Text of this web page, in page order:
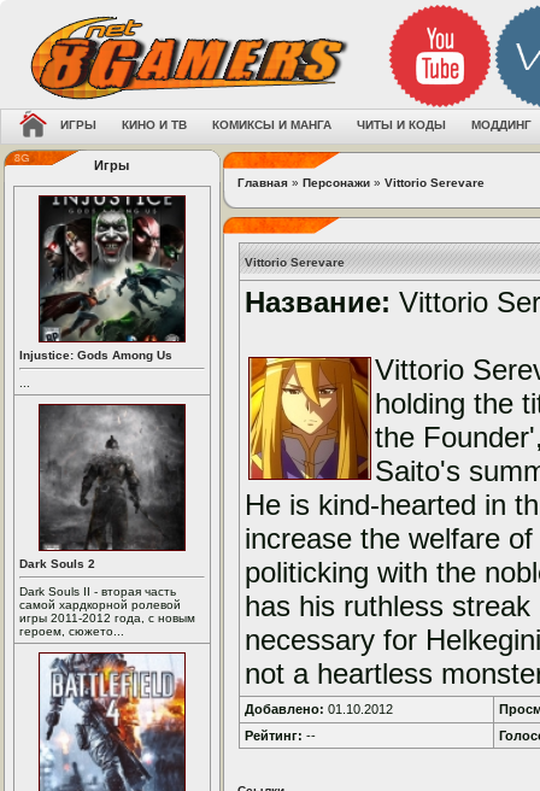
ИГРЫ КИНО И ТВ КОМИКСЫ И МАНГА ЧИТЫ И КОДЫ МОДДИНГ
Игры
Injustice: Gods Among Us
Dark Souls 2
Dark Souls II - вторая часть
самой хардкорной ролевой
игры 2011-2012 года, с новым
героем, сюжето...
Главная » Персонажи » Vittorio Serevare
Vittorio Serevare
Название: Vittorio
Vittorio
holding the
the
Saito's
He is kind-hearted in
increase the welfare
politicking with the
has his ruthless
necessary for
not a heartless
Добавлено: 01.10.2012
Рейтинг: --